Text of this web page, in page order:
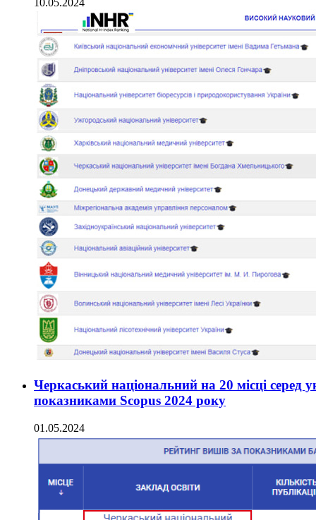
Черкаський національний на 20 місці серед
показниками Scopus 2024 року
01.05.2024